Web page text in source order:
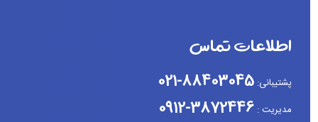
اطلاعات تماس
پشتیبانی:88403045-021
مدیریت :3872446-0912